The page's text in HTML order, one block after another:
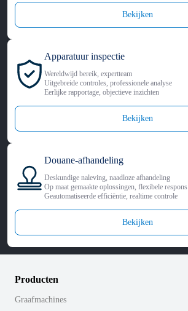
Bekijken
Apparatuur inspectie
Wereldwijd bereik, expertteam
Uitgebreide controles, professionele analyse
Eerlijke rapportage, objectieve inzichten
Bekijken
Douane-afhandeling
Deskundige naleving, naadloze afhandeling
Op maat gemaakte oplossingen, flexibele respons
Geautomatiseerde efficiëntie, realtime controle
Bekijken
Producten
Graafmachines